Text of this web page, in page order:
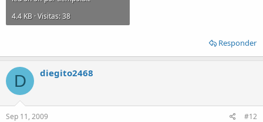
4.4 KB · Visitas: 38
Responder
D diegito2468
Sep 11, 2009 #12